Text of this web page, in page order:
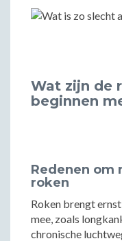
Wat zijn de
beginnen
Redenen om
roken
Roken brengt
mee, zoals
chronische